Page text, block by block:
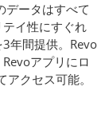
データはすべて
イ性にすぐれ
年間提供。Revo
アプリにロ
クセス可能。